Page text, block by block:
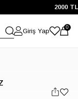
2000
Giriş Yap
0